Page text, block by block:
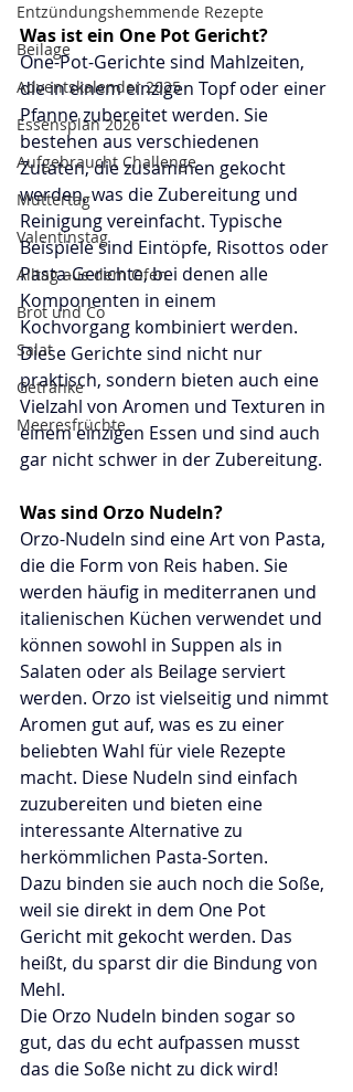
Entzündungshemmende Rezepte
Beilage
Adventskalender 2025
Essensplan 2026
Aufgebraucht Challenge
Muttertag
Valentinstag
Alltag aus dem Ofen
Brot und Co
Salat
Getränke
Meeresfrüchte
Was ist ein One Pot Gericht?
One-Pot-Gerichte sind Mahlzeiten,
die in einem einzigen Topf oder einer
Pfanne zubereitet werden. Sie
bestehen aus verschiedenen
Zutaten, die zusammen gekocht
werden, was die Zubereitung und
Reinigung vereinfacht. Typische
Beispiele sind Eintöpfe, Risottos oder
Pasta-Gerichte, bei denen alle
Komponenten in einem
Kochvorgang kombiniert werden.
Diese Gerichte sind nicht nur
praktisch, sondern bieten auch eine
Vielzahl von Aromen und Texturen in
einem einzigen Essen und sind auch
gar nicht schwer in der Zubereitung.
Was sind Orzo Nudeln?
Orzo-Nudeln sind eine Art von Pasta,
die die Form von Reis haben. Sie
werden häufig in mediterranen und
italienischen Küchen verwendet und
können sowohl in Suppen als in
Salaten oder als Beilage serviert
werden. Orzo ist vielseitig und nimmt
Aromen gut auf, was es zu einer
beliebten Wahl für viele Rezepte
macht. Diese Nudeln sind einfach
zuzubereiten und bieten eine
interessante Alternative zu
herkömmlichen Pasta-Sorten.
Dazu binden sie auch noch die Soße,
weil sie direkt in dem One Pot
Gericht mit gekocht werden. Das
heißt, du sparst dir die Bindung von
Mehl.
Die Orzo Nudeln binden sogar so
gut, das du echt aufpassen musst
das die Soße nicht zu dick wird!